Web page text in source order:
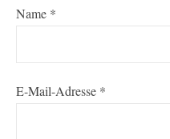
Name *
E-Mail-Adresse *